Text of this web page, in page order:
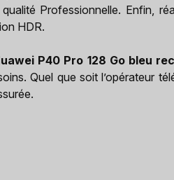
Professionnelle. Enfin,
HDR.
P40 Pro 128 Go bleu
Quel que soit l’opérateur